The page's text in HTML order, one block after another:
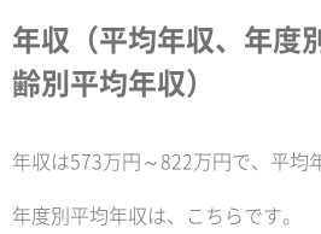
年収（平均年収、年度
齢別平均年収）
年収は573万円～822万円で、平均
年度別平均年収は、こちらです。